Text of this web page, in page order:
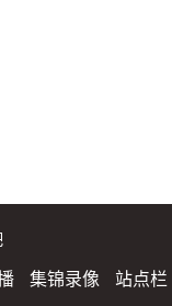
集锦录像
站点栏